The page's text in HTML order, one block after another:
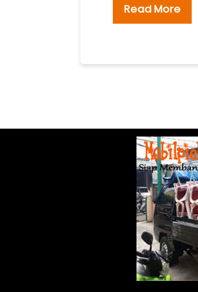
Read More